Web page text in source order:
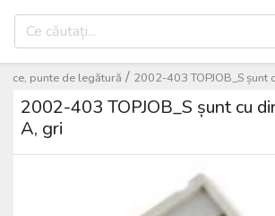
2002-403 TOPJOB_S șunt
/
punte de legătură
2002-403 TOPJOB_S șunt cu
A, gri